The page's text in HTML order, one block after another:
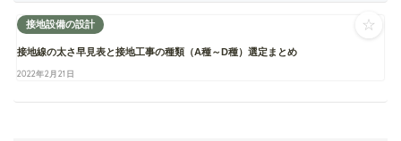
接地設備の設計
接地線の太さ早見表と接地工事の種類（A種～D種）選定まとめ
2022年2月21日
☆